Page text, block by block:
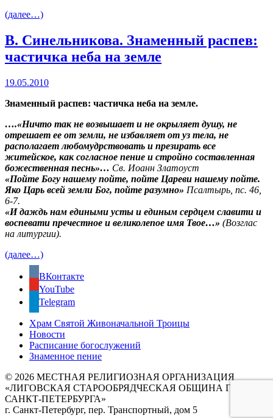
(далее…)
В. Синельникова. Знаменный распев:
частичка неба на земле
19.05.2010
Знаменный распев: частичка неба на земле.
….«Ничто так не возвышает и не окрыляет душу, не
отрешает ее от земли, не избавляет от уз тела, не
располагает любомудрствовать и презирать все
житейское, как согласное пение и стройно составленная
божественная песнь»… Св. Иоанн Златоуст
«Пойте Богу нашему пойте, пойте Цареви нашему пойте.
Яко Царь всей земли Бог, пойте разумно» Псалтырь, пс. 46,
6-7.
«И даждь нам едиными усты и единым сердцем славити и
воспевати пречестное и великолепое имя Твое…» (Возглас
на литургии).
(далее…)
ВКонтакте
YouTube
Telegram
Храм Святой Живоначальной Троицы
Новости
Расписание богослужений
Знаменное пение
© 2026 МЕСТНАЯ РЕЛИГИОЗНАЯ ОРГАНИЗАЦИЯ
«ЛИГОВСКАЯ СТАРООБРЯДЧЕСКАЯ ОБЩИНА Г.
САНКТ-ПЕТЕРБУРГА»
г. Санкт-Петербург, пер. Транспортный, дом 5